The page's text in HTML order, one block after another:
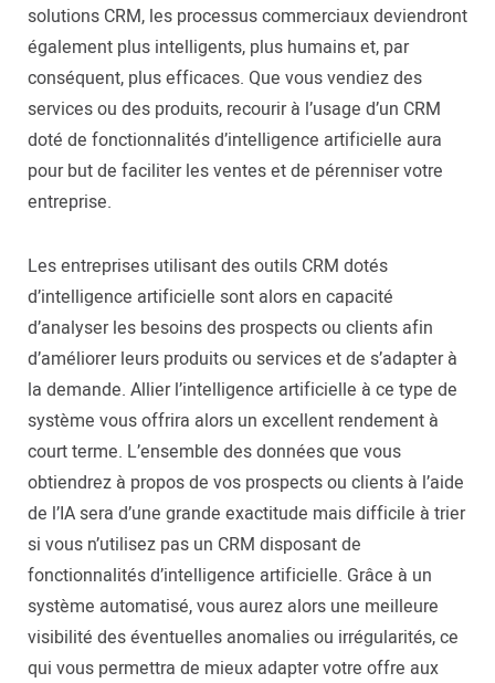
solutions CRM, les processus commerciaux deviendront
également plus intelligents, plus humains et, par
conséquent, plus efficaces. Que vous vendiez des
services ou des produits, recourir à l’usage d’un CRM
doté de fonctionnalités d’intelligence artificielle aura
pour but de faciliter les ventes et de pérenniser votre
entreprise.
Les entreprises utilisant des outils CRM dotés
d’intelligence artificielle sont alors en capacité
d’analyser les besoins des prospects ou clients afin
d’améliorer leurs produits ou services et de s’adapter à
la demande. Allier l’intelligence artificielle à ce type de
système vous offrira alors un excellent rendement à
court terme. L’ensemble des données que vous
obtiendrez à propos de vos prospects ou clients à l’aide
de l’IA sera d’une grande exactitude mais difficile à trier
si vous n’utilisez pas un CRM disposant de
fonctionnalités d’intelligence artificielle. Grâce à un
système automatisé, vous aurez alors une meilleure
visibilité des éventuelles anomalies ou irrégularités, ce
qui vous permettra de mieux adapter votre offre aux